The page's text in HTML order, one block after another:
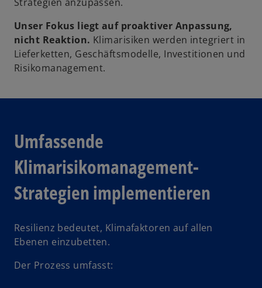
Unser Fokus liegt auf proaktiver Anpassung,
nicht Reaktion. Klimarisiken werden integriert in
Lieferketten, Geschäftsmodelle, Investitionen und
Risikomanagement.
Umfassende
Klimarisikomanagement-
Strategien implementieren
Resilienz bedeutet, Klimafaktoren auf allen
Ebenen einzubetten.
Der Prozess umfasst: